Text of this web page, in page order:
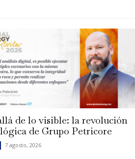
de lo visible: la revolución
de Grupo Petricore
7 agosto, 2026